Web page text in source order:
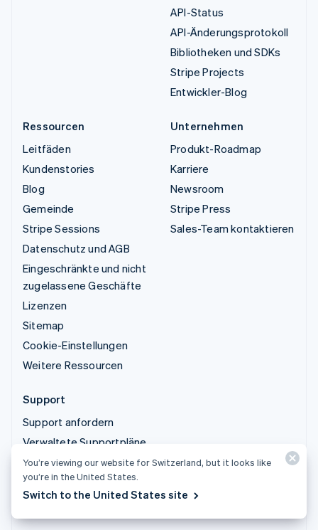
API-Status
API-Änderungsprotokoll
Bibliotheken und SDKs
Stripe Projects
Entwickler-Blog
Ressourcen
Leitfäden
Kundenstories
Blog
Gemeinde
Stripe Sessions
Datenschutz und AGB
Eingeschränkte und nicht
zugelassene Geschäfte
Lizenzen
Sitemap
Cookie-Einstellungen
Weitere Ressourcen
Unternehmen
Produkt-Roadmap
Karriere
Newsroom
Stripe Press
Sales-Team kontaktieren
Support
Support anfordern
Verwaltete Supportpläne
© 2026 Stripe, LLC
You’re viewing our website for Switzerland, but it looks like
you’re in the United States.
Switch to the United States site